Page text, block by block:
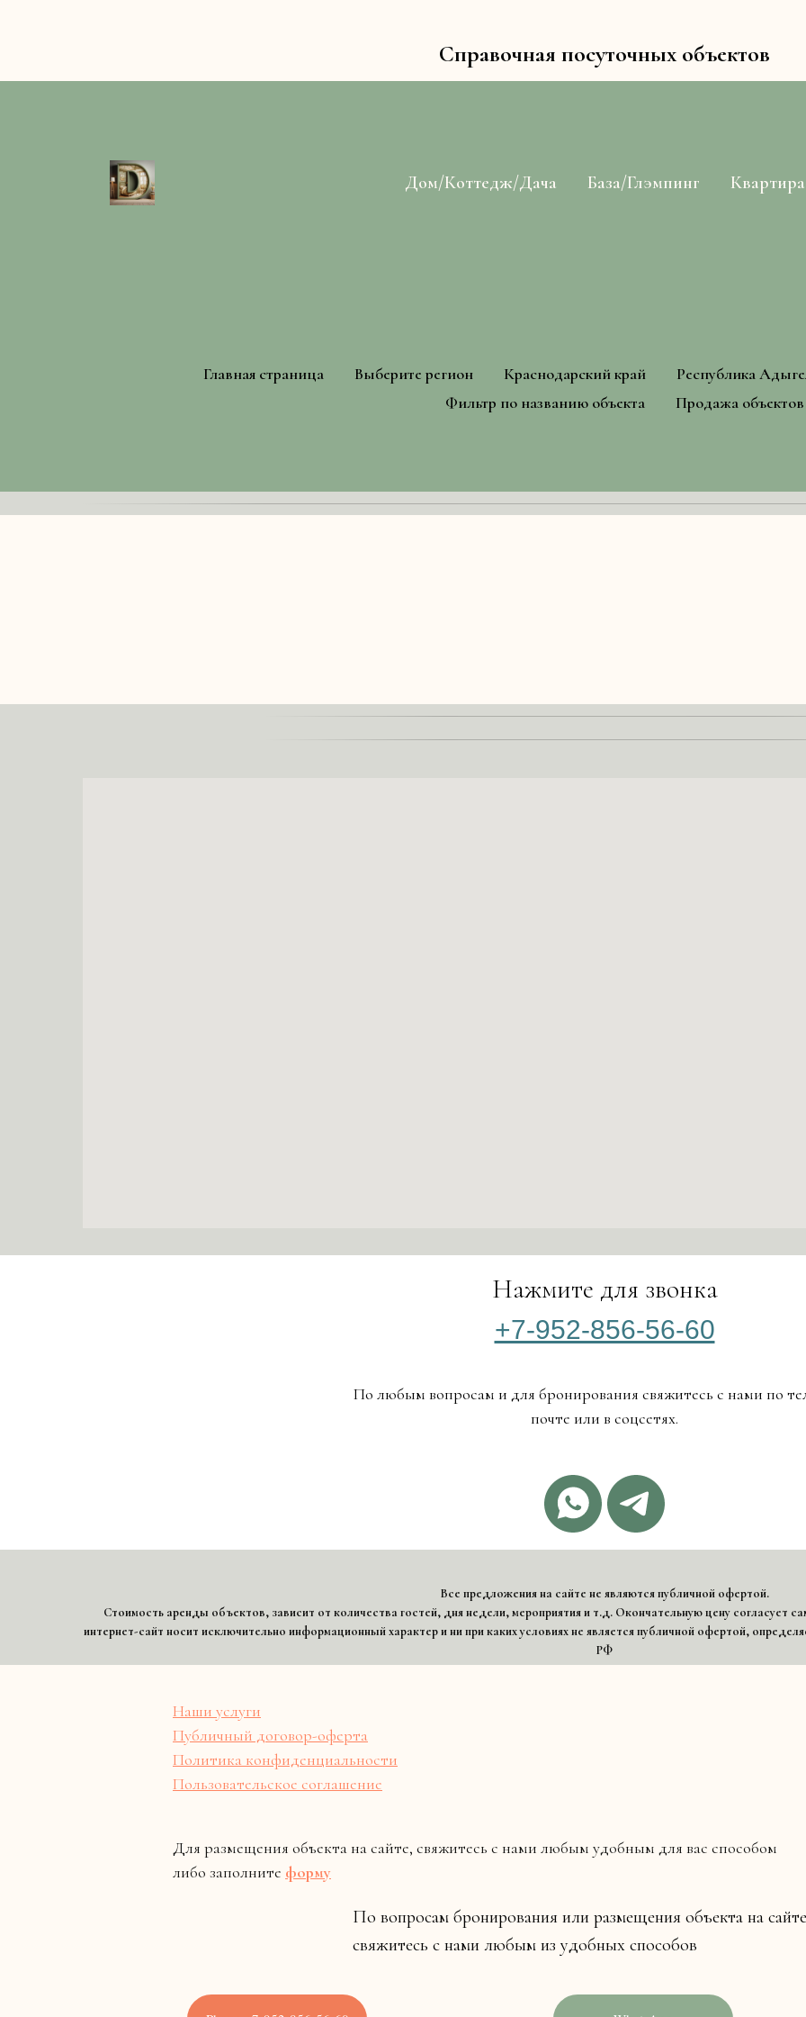
Справочная посуточных объектов
Дом/Коттедж/Дача База/Глэмпинг Квартира
Главная страница Выберите регион Краснодарский край Республика
Фильтр по названию объекта
Продажа объектов
Нажмите для звонка
+7-952-856-56-60
По любым вопросам и для бронирования свяжитесь с нами по
почте или в соцсетях.
Все предложения на сайте не являются публичной офертой.
Стоимость аренды объектов, зависит от количества гостей, дня недели, мероприятия и т.д. Окончательную цену
интернет-сайт носит исключительно информационный характер и ни при каких условиях не является публичной офертой,
РФ
Наши услуги
Публичный договор-оферта
Политика конфиденциальности
Пользовательское соглашение
Для размещения объекта на сайте, свяжитесь с нами любым удобным для вас способом
либо заполните форму
По вопросам бронирования или размещения объекта на сайте
свяжитесь с нами любым из удобных способов